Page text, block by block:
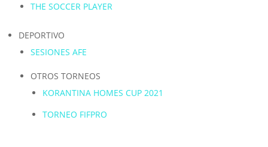
THE SOCCER PLAYER
DEPORTIVO
SESIONES AFE
OTROS TORNEOS
KORANTINA HOMES CUP 2021
TORNEO FIFPRO